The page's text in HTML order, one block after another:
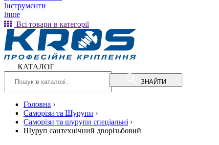
Інструменти
Інше
Всі товари в категорії
КАТАЛОГ
ЗНАЙТИ
Головна ›
Саморізи та Шурупи ›
Саморізи та шурупи спеціальні ›
Шуруп сантехнічний дворізьбовий